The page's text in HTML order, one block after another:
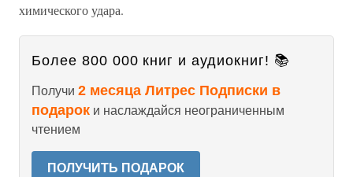
химического удара.
Более 800 000 книг и аудиокниг! 📚
Получи 2 месяца Литрес Подписки в
подарок и наслаждайся неограниченным
чтением
ПОЛУЧИТЬ ПОДАРОК